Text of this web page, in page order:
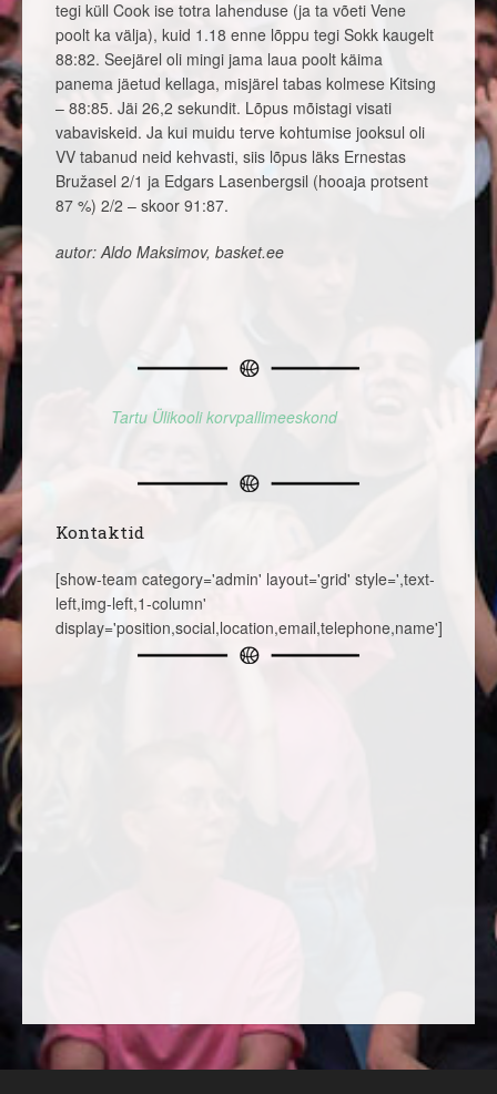
tegi küll Cook ise totra lahenduse (ja ta võeti Vene
poolt ka välja), kuid 1.18 enne lõppu tegi Sokk kaugelt
88:82. Seejärel oli mingi jama laua poolt käima
panema jäetud kellaga, misjärel tabas kolmese Kitsing
– 88:85. Jäi 26,2 sekundit. Lõpus mõistagi visati
vabaviskeid. Ja kui muidu terve kohtumise jooksul oli
VV tabanud neid kehvasti, siis lõpus läks Ernestas
Bružasel 2/1 ja Edgars Lasenbergsil (hooaja protsent
87 %) 2/2 – skoor 91:87.
autor: Aldo Maksimov, basket.ee
Tartu Ülikooli korvpallimeeskond
Kontaktid
[show-team category='admin' layout='grid' style=',text-
left,img-left,1-column'
display='position,social,location,email,telephone,name']